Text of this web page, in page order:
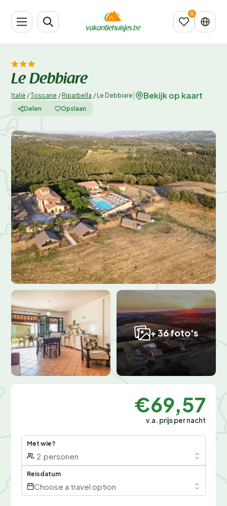
Le Debbiare
Italië /Toscane / Riparbella / Le Debbiare Bekijk op kaart
Delen Opslaan
+ 36 foto's
€69,57
v.a. prijs per nacht
Met wie?
2 personen
Reisdatum
Choose a travel option